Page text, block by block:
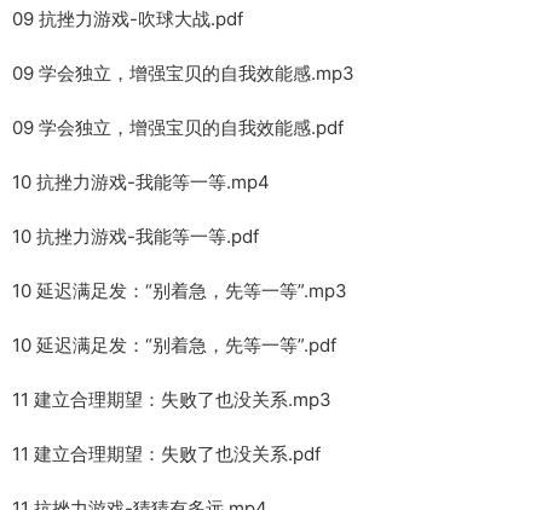
09 抗挫力游戏-吹球大战.pdf
09 学会独立，增强宝贝的自我效能感.mp3
09 学会独立，增强宝贝的自我效能感.pdf
10 抗挫力游戏-我能等一等.mp4
10 抗挫力游戏-我能等一等.pdf
10 延迟满足发：“别着急，先等一等”.mp3
10 延迟满足发：“别着急，先等一等”.pdf
11 建立合理期望：失败了也没关系.mp3
11 建立合理期望：失败了也没关系.pdf